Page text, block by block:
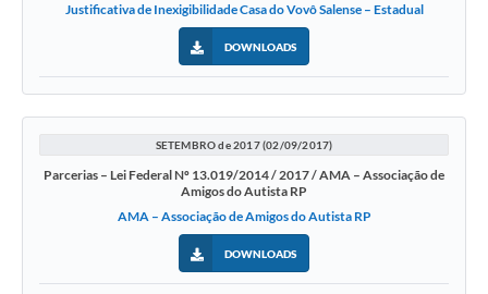
Justificativa de Inexigibilidade Casa do Vovô Salense – Estadual
DOWNLOADS
SETEMBRO de 2017 (02/09/2017)
Parcerias – Lei Federal Nº 13.019/2014 / 2017 / AMA – Associação de
Amigos do Autista RP
AMA – Associação de Amigos do Autista RP
DOWNLOADS